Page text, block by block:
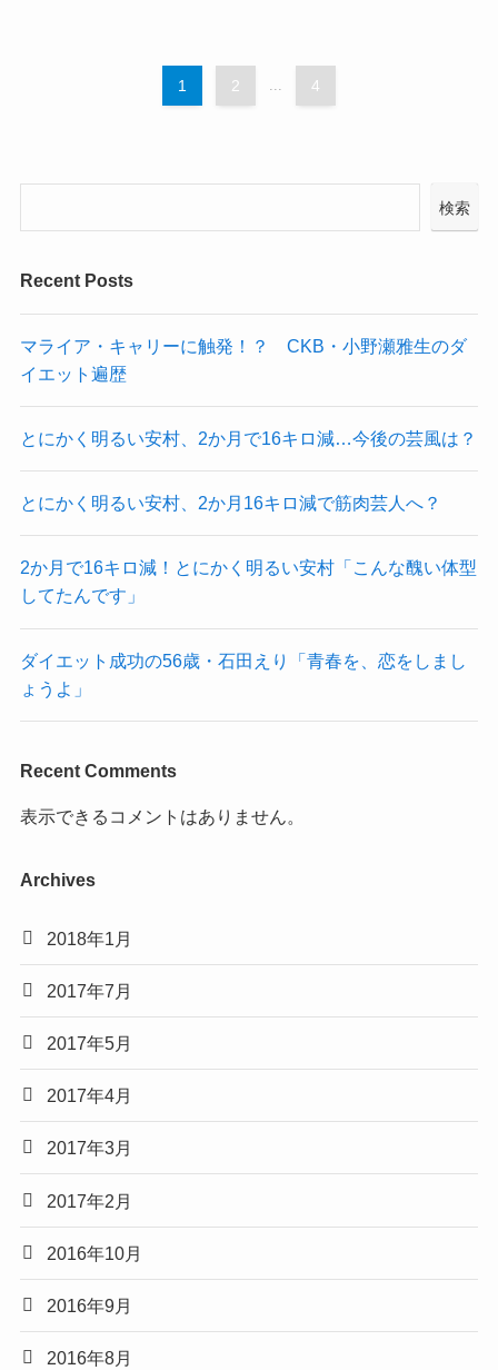
1 2 4
検索
Recent Posts
マライア・キャリーに触発！？ CKB・小野瀬雅生のダ
イエット遍歴
とにかく明るい安村、2か月で16キロ減…今後の芸風は？
とにかく明るい安村、2か月16キロ減で筋肉芸人へ？
2か月で16キロ減！とにかく明るい安村「こんな醜い体型
してたんです」
ダイエット成功の56歳・石田えり「青春を、恋をしまし
ょうよ」
Recent Comments
表示できるコメントはありません。
Archives
2018年1月
2017年7月
2017年5月
2017年4月
2017年3月
2017年2月
2016年10月
2016年9月
2016年8月